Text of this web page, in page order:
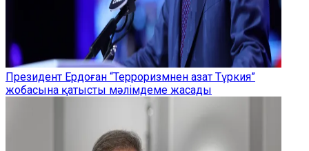
Президент Ердоған “Терроризмнен азат Түркия”
жобасына қатысты мәлімдеме жасады